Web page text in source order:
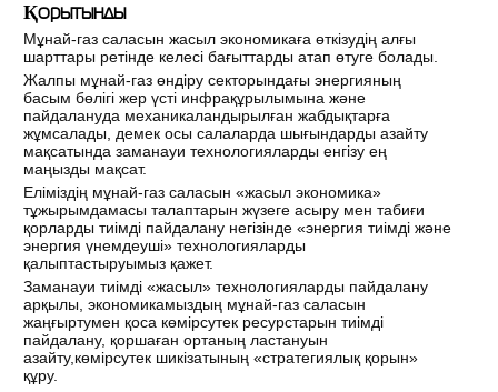
Қорытынды
Мұнай-газ саласын жасыл экономикаға өткізудің алғы
шарттары ретінде келесі бағыттарды атап өтуге болады.
Жалпы мұнай-газ өндіру секторындағы энергияның
басым бөлігі жер үсті инфрақұрылымына және
пайдалануда механикаландырылған жабдықтарға
жұмсалады, демек осы салаларда шығындарды азайту
мақсатында заманауи технологияларды енгізу ең
маңызды мақсат.
Еліміздің мұнай-газ саласын «жасыл экономика»
тұжырымдамасы талаптарын жүзеге асыру мен табиғи
қорларды тиімді пайдалану негізінде «энергия тиімді және
энергия үнемдеуші» технологияларды
қалыптастыруымыз қажет.
Заманауи тиімді «жасыл» технологияларды пайдалану
арқылы, экономикамыздың мұнай-газ саласын
жаңғыртумен қоса көмірсутек ресурстарын тиімді
пайдалану, қоршаған ортаның ластануын
азайту,көмірсутек шикізатының «стратегиялық қорын»
құру.